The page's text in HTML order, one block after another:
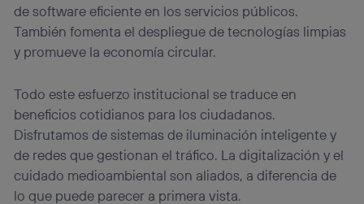
de software eficiente en los servicios públicos.
También fomenta el despliegue de tecnologías limpias
y promueve la economía circular.
Todo este esfuerzo institucional se traduce en
beneficios cotidianos para los ciudadanos.
Disfrutamos de sistemas de iluminación inteligente y
de redes que gestionan el tráfico. La digitalización y el
cuidado medioambiental son aliados, a diferencia de
lo que puede parecer a primera vista.